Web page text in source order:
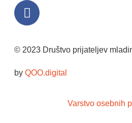
© 2023 Društvo prijateljev
by QOO.digital
Varstvo osebnih